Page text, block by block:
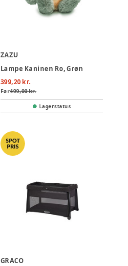
ZAZU
Lampe Kaninen Ro, Grøn
399,20 kr.
Før499,00 kr.
Lagerstatus
GRACO